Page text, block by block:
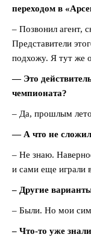
переходом в
– Позвонил агент,
Представители
подхожу. Я тут же
— Это
чемпионата?
– Да, прошлым
— А что не
– Не знаю.
и сами еще играли
– Другие
– Были. Но мои
– Что-то уже